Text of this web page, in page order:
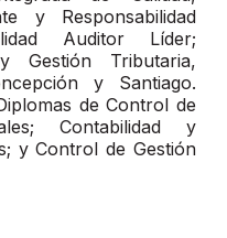
y Responsabilidad
Auditor Líder;
Gestión Tributaria,
y Santiago.
de Control de
Contabilidad y
y Control de Gestión